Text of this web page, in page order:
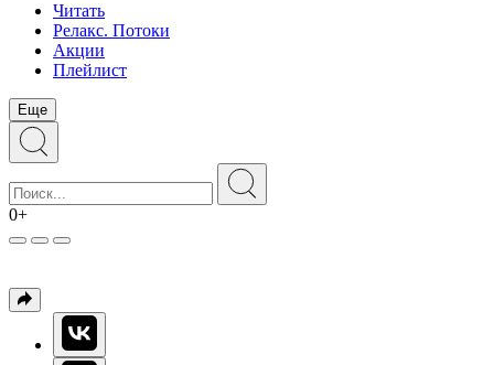
Читать
Релакс. Потоки
Акции
Плейлист
Еще
0+